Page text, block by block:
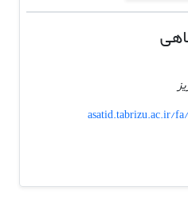
asatid.tabrizu.ac.ir/